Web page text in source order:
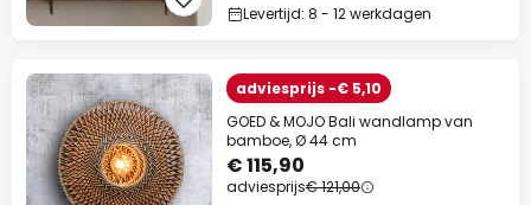
Levertijd: 8 - 12 werkdagen
adviesprijs -€ 5,10
GOED & MOJO Bali wandlamp van
bamboe, Ø 44 cm
€ 115,90
adviesprijs€ 121,00